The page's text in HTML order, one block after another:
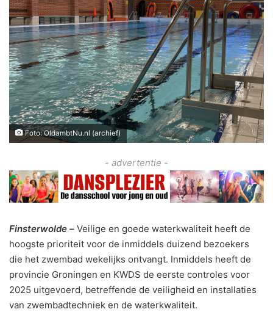
Foto: OldambtNu.nl (archief)
- advertentie -
Finsterwolde – Veilige en goede waterkwaliteit heeft de
hoogste prioriteit voor de inmiddels duizend bezoekers
die het zwembad wekelijks ontvangt. Inmiddels heeft de
provincie Groningen en KWDS de eerste controles voor
2025 uitgevoerd, betreffende de veiligheid en installaties
van zwembadtechniek en de waterkwaliteit.